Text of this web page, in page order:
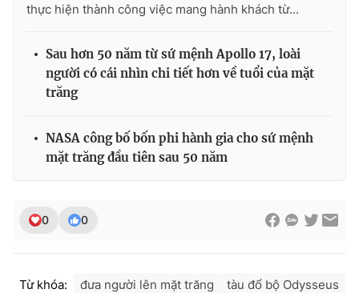
thực hiện thành công việc mang hành khách từ...
Sau hơn 50 năm từ sứ mệnh Apollo 17, loài
người có cái nhìn chi tiết hơn về tuổi của mặt
trăng
NASA công bố bốn phi hành gia cho sứ mệnh
mặt trăng đầu tiên sau 50 năm
0 0
Từ khóa: đưa người lên mặt trăng
tàu đổ bộ Odysseus